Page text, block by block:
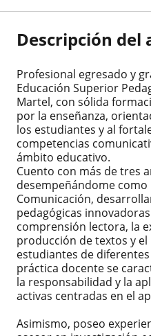
Descripción del
Profesional egresado y
Educación Superior
Martel, con sólida
por la enseñanza,
los estudiantes y al
competencias
ámbito educativo.
Cuento con más de tres
desempeñándome
Comunicación,
pedagógicas
comprensión lectora, la
producción de textos y
estudiantes de
práctica docente se
la responsabilidad y la
activas centradas en el
Asimismo, poseo